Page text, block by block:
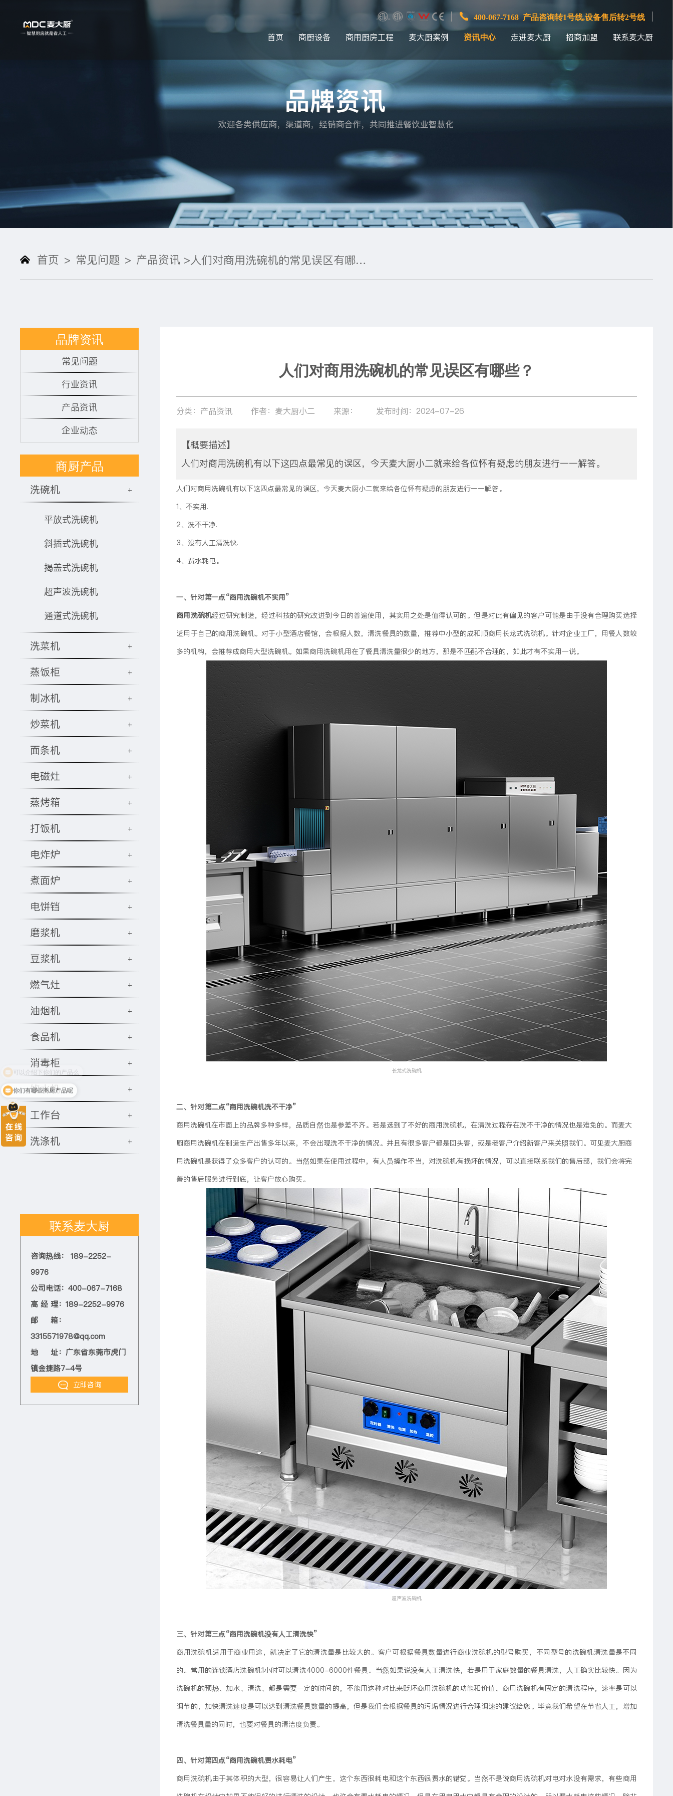
400-067-7168 产品咨询转1号线,设备售后转2号线
首页 商厨设备 商用厨房工程 麦大厨案例 资讯中心 走进麦大厨 招商加盟 联系麦大厨
首页 > 常见问题 > 产品资讯 > 人们对商用洗碗机的常见误区有哪些？
品牌资讯
常见问题
行业资讯
产品资讯
企业动态
商厨产品
洗碗机 +
平放式洗碗机
斜插式洗碗机
揭盖式洗碗机
超声波洗碗机
通道式洗碗机
洗菜机 +
蒸饭柜 +
制冰机 +
炒菜机 +
面条机 +
电磁灶 +
蒸烤箱 +
打饭机 +
电炸炉 +
煮面炉 +
电饼铛 +
磨浆机 +
豆浆机 +
燃气灶 +
油烟机 +
食品机 +
消毒柜 +
饮水机 +
工作台 +
洗涤机 +
联系麦大厨
咨询热线： 189-2252-
9976
公司电话：400-067-7168
高 经 理：189-2252-9976
邮 箱：
3315571978@qq.com
地 址：广东省东莞市虎门
镇金捷路7-4号
立即咨询
人们对商用洗碗机的常见误区有哪些？
分类：产品资讯 作者：麦大厨小二 来源： 发布时间：2024-07-26
【概要描述】
人们对商用洗碗机有以下这四点最常见的误区，今天麦大厨小二就来给各位怀有疑虑的朋友进行一一解答。
人们对商用洗碗机有以下这四点最常见的误区，今天麦大厨小二就来给各位怀有疑虑的朋友进行一一解答。
1、不实用.
2、洗不干净.
3、没有人工清洗快.
4、费水耗电。
一、针对第一点“商用洗碗机不实用”
商用洗碗机经过研究制造，经过科技的研究改进到今日的普遍使用，其实用之处是值得认可的。但是对此有偏见的客户可能是由于没有合理购买选择
适用于自己的商用洗碗机。对于小型酒店餐馆，会根据人数，清洗餐具的数量，推荐中小型的成和顺商用长龙式洗碗机。针对企业工厂，用餐人数较
多的机构，会推荐成商用大型洗碗机。如果商用洗碗机用在了餐具清洗量很少的地方，那是不匹配不合理的，如此才有不实用一说。
长龙式洗碗机
二、针对第二点“商用洗碗机洗不干净”
商用洗碗机在市面上的品牌多种多样，品质自然也是参差不齐。若是选到了不好的商用洗碗机，在清洗过程存在洗不干净的情况也是难免的。而麦大
厨商用洗碗机在制造生产出售多年以来，不会出现洗不干净的情况。并且有很多客户都是回头客，或是老客户介绍新客户来关照我们。可见麦大厨商
用洗碗机是获得了众多客户的认可的。当然如果在使用过程中，有人员操作不当，对洗碗机有损坏的情况，可以直接联系我们的售后部，我们会将完
善的售后服务进行到底，让客户放心购买。
超声波洗碗机
三、针对第三点“商用洗碗机没有人工清洗快”
商用洗碗机适用于商业用途，就决定了它的清洗量是比较大的。客户可根据餐具数量进行商业洗碗机的型号购买，不同型号的洗碗机清洗量是不同
的。常用的连锁酒店洗碗机1小时可以清洗4000-6000件餐具。当然如果说没有人工清洗快，若是用于家庭数量的餐具清洗，人工确实比较快。因为
洗碗机的预热、加水、清洗、都是需要一定的时间的，不能用这种对比来贬坏商用洗碗机的功能和价值。商用洗碗机有固定的清洗程序，速率是可以
调节的，加快清洗速度是可以达到清洗餐具数量的提高，但是我们会根据餐具的污垢情况进行合理调速的建议给您。毕竟我们希望在节省人工，增加
清洗餐具量的同时，也要对餐具的清洁度负责。
四、针对第四点“商用洗碗机费水耗电”
商用洗碗机由于其体积的大型，很容易让人们产生，这个东西很耗电和这个东西很费水的错觉。当然不是说商用洗碗机对电对水没有需求，有些商用
你们有哪些商厨产品呢